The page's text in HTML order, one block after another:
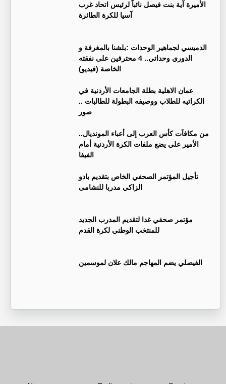
الأميرة آية بنت فيصل نائباً لرئيس اتحاد غرب
آسيا للكرة الطائرة
الدميسي لجماهير الوحدات :بلشنا بالمغرفة و
الدوري وحداتي.. 4 محترفين على نفقته
الخاصة (فيديو)
عمان الاهلية بطلة الجامعات الأردنية في
الكراتيه للطلاب ووصيفه البطولة للطالبات ..
صور
من مكافآت كأس العرب إلى أعباء المونديال..
الأمير علي يضع ملفات الكرة الأردنية أمام
الفيفا
تأجيل المؤتمر الصحفي الخاص بتقديم بادو
الزاكي مدربا للنشامى
مؤتمر صحفي غدا لتقديم المدرب الجديد
للمنتخب الوطني لكرة القدم
الفيصلي يضم المهاجم مالك علان لموسمين